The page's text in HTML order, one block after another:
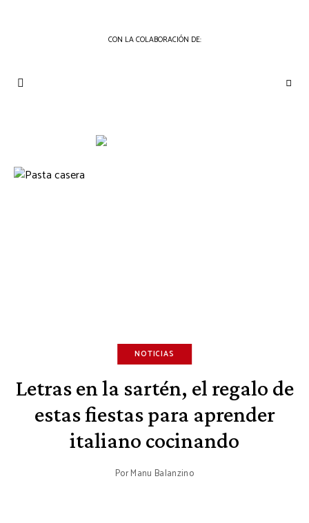
CON LA COLABORACIÓN DE:
Periódico
NOTICIAS
Letras en la sartén, el regalo de
estas fiestas para aprender
italiano cocinando
PorManu Balanzino